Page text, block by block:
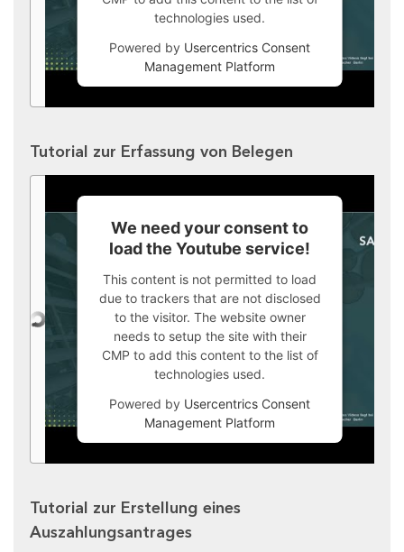
technologies used.
Powered by Usercentrics Consent
Management Platform
Tutorial zur Erfassung von Belegen
We need your consent to
load the Youtube service!
This content is not permitted to load
due to trackers that are not disclosed
to the visitor. The website owner
needs to setup the site with their
CMP to add this content to the list of
technologies used.
Powered by Usercentrics Consent
Management Platform
Tutorial zur Erstellung eines
Auszahlungsantrages